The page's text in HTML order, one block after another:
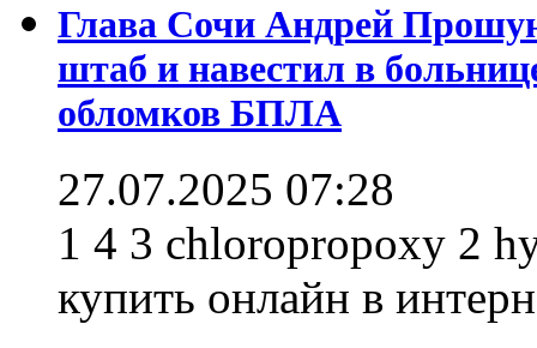
Глава Сочи Андрей
штаб и навестил в
обломков БПЛА
27.07.2025 07:28
1 4 3 chloropropoxy 2
купить онлайн в